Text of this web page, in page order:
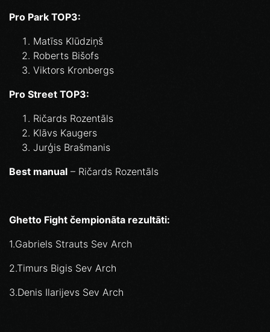
Pro Park TOP3:
Matīss Klūdziņš
Roberts Bišofs
Viktors Kronbergs
Pro Street TOP3:
Ričards Rozentāls
Klāvs Kaugers
Jurģis Brašmanis
Best manual – Ričards Rozentāls
Ghetto Fight čempionāta rezultāti:
1.Gabriels Strauts Sev Arch
2.Timurs Bigis Sev Arch
3.Denis Ilarijevs Sev Arch